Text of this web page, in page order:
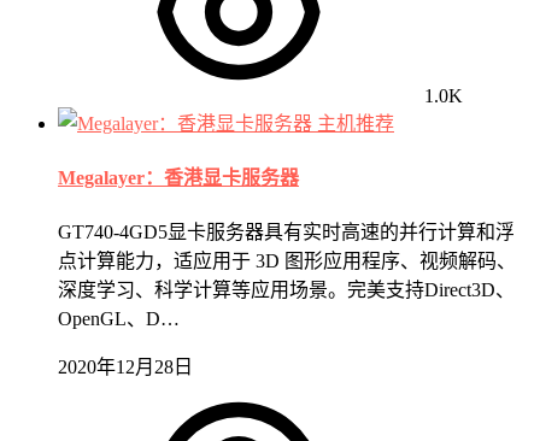
1.0K
主机推荐
Megalayer：香港显卡服务器
GT740-4GD5显卡服务器具有实时高速的并行计算和浮
点计算能力，适应用于 3D 图形应用程序、视频解码、
深度学习、科学计算等应用场景。完美支持Direct3D、
OpenGL、D…
2020年12月28日